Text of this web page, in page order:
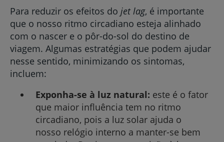
Para reduzir os efeitos do jet lag, é importante
que o nosso ritmo circadiano esteja alinhado
com o nascer e o pôr-do-sol do destino de
viagem. Algumas estratégias que podem ajudar
nesse sentido, minimizando os sintomas,
incluem:
Exponha-se à luz natural: este é o fator
que maior influência tem no ritmo
circadiano, pois a luz solar ajuda o
nosso relógio interno a manter-se bem